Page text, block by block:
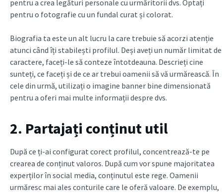
pentru a crea legături personale cu urmăritorii dvs. Optați
pentru o fotografie cu un fundal curat și colorat.
Biografia ta este un alt lucru la care trebuie să acorzi atenție
atunci când îți stabilești profilul. Deși aveți un număr limitat de
caractere, faceți-le să conteze întotdeauna. Descrieți cine
sunteți, ce faceți și de ce ar trebui oamenii să vă urmărească. În
cele din urmă, utilizați o imagine banner bine dimensionată
pentru a oferi mai multe informații despre dvs.
2. Partajați conținut util
După ce ți-ai configurat corect profilul, concentrează-te pe
crearea de conținut valoros. După cum vor spune majoritatea
experților în social media, conținutul este rege. Oamenii
urmăresc mai ales conturile care le oferă valoare. De exemplu,